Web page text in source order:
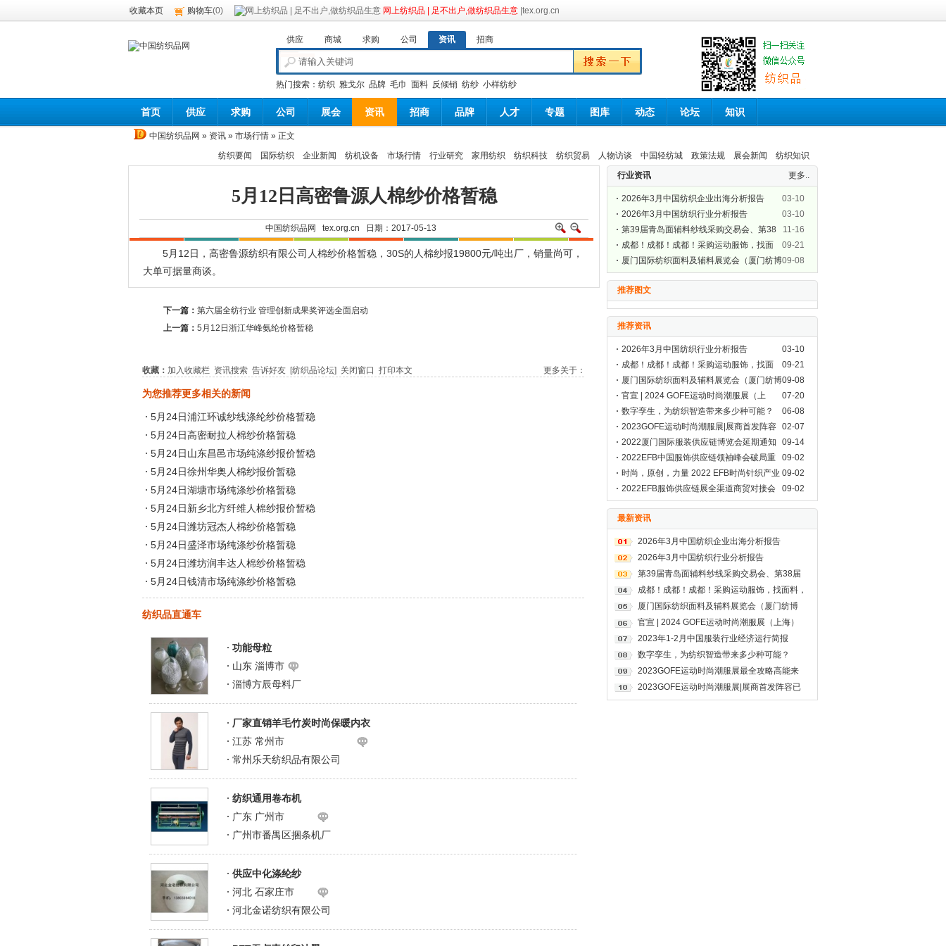
网上纺织品 | 足不出户,做纺织品生意
收藏本页 购物车(0) |tex.org.cn
供应 商城 求购 公司 资讯 招商
热门搜索： 纺织 雅戈尔 品牌 毛巾 面料 反倾销 纺纱 小样纺纱
首页 供应 求购 公司 展会 资讯 招商 品牌 人才 专题 图库 动态 论坛 知识
中国纺织品网 » 资讯 » 市场行情 » 正文
纺织要闻
国际纺织 企业新闻 纺机设备 市场行情 行业研究 家用纺织 纺织科技 纺织贸易 人物访谈 中国轻纺城 政策法规 展会新闻 纺织知识
5月12日高密鲁源人棉纱价格暂稳
中国纺织品网 tex.org.cn 日期：2017-05-13
5月12日，高密鲁源纺织有限公司人棉纱价格暂稳，30S的人棉纱报19800元/吨出厂，销量尚可，
大单可据量商谈。
下一篇： 第六届全纺行业 管理创新成果奖评选全面启动
上一篇： 5月12日浙江华峰氨纶价格暂稳
收藏： 加入收藏栏 资讯搜索 告诉好友 [纺织品论坛] 关闭窗口 打印本文 更多关于：
为您推荐更多相关的新闻
5月24日浦江环诚纱线涤纶纱价格暂稳
5月24日高密耐拉人棉纱价格暂稳
5月24日山东昌邑市场纯涤纱报价暂稳
5月24日徐州华奥人棉纱报价暂稳
5月24日湖塘市场纯涤纱价格暂稳
5月24日新乡北方纤维人棉纱报价暂稳
5月24日潍坊冠杰人棉纱价格暂稳
5月24日盛泽市场纯涤纱价格暂稳
5月24日潍坊润丰达人棉纱价格暂稳
5月24日钱清市场纯涤纱价格暂稳
纺织品直通车
功能母粒
山东 淄博市
淄博方辰母料厂
厂家直销羊毛竹炭时尚保暖内衣
江苏 常州市
常州乐天纺织品有限公司
纺织通用卷布机
广东 广州市
广州市番禺区捆条机厂
供应中化涤纶纱
河北 石家庄市
河北金诺纺织有限公司
更多..
行业资讯
03-10
2026年3月中国纺织企业出海分析报告
03-10
2026年3月中国纺织行业分析报告
11-16
第39届青岛面辅料纱线采购交易会、第38
届青岛纺织服装采购交易会盛大开幕
09-21
成都！成都！成都！采购运动服饰，找面
料，GOFE来了！
09-08
厦门国际纺织面料及辅料展览会（厦门纺博
会）即将开展啦！
推荐图文
推荐资讯
03-10
2026年3月中国纺织行业分析报告
09-21
成都！成都！成都！采购运动服饰，找面
料，GOFE来了！
09-08
厦门国际纺织面料及辅料展览会（厦门纺博
会）即将开展啦！
07-20
官宣 | 2024 GOFE运动时尚潮服展（上
海）
06-08
数字孪生，为纺织智造带来多少种可能？
02-07
2023GOFE运动时尚潮服展|展商首发阵容
已就位,你Pick谁？
09-14
2022厦门国际服装供应链博览会延期通知
09-02
2022EFB中国服饰供应链领袖峰会破局重
构，蝶变来袭！
09-02
时尚，原创，力量 2022 EFB时尚针织产业
发展论坛正式启动！
09-02
2022EFB服饰供应链展全渠道商贸对接会
来了！
最新资讯
2026年3月中国纺织企业出海分析报告
2026年3月中国纺织行业分析报告
第39届青岛面辅料纱线采购交易会、第38届
青岛纺织服装采购交易会盛大开幕
成都！成都！成都！采购运动服饰，找面料，
GOFE来了！
厦门国际纺织面料及辅料展览会（厦门纺博
会）即将开展啦！
官宣 | 2024 GOFE运动时尚潮服展（上海）
2023年1-2月中国服装行业经济运行简报
数字孪生，为纺织智造带来多少种可能？
2023GOFE运动时尚潮服展最全攻略高能来
袭，N多亮点燃爆今夏！
2023GOFE运动时尚潮服展|展商首发阵容已
就位,你Pick谁？